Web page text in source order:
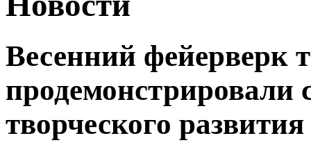
Весенний фейерверк
продемонстрировали
творческого